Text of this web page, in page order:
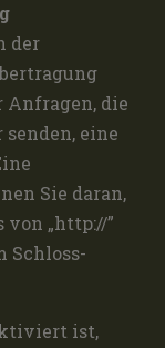
der
Anfragen, die
eine
Sie daran,
von „http://”
Schloss-
ist,